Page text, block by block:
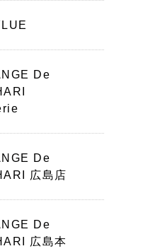
De
De
広島店
De
広島本